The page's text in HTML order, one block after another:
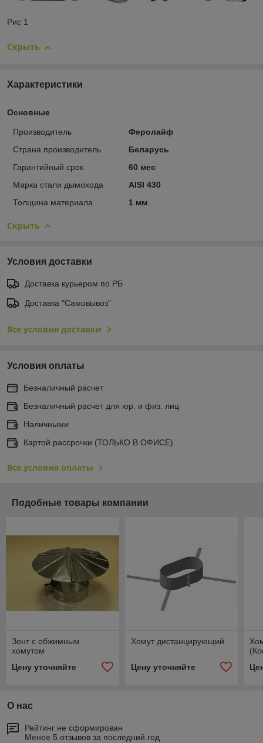
Рис 1
Скрыть
Характеристики
Основные
Производитель
Феролайф
Страна производитель
Беларусь
Гарантийный срок
60 мес
Марка стали дымохода
AISI 430
Толщина материала
1 мм
Скрыть
Условия доставки
Доставка курьером по РБ
Доставка "Самовывоз"
Все условия доставки
Условия оплаты
Безналичный расчет
Безналичный расчет для юр. и физ. лиц
Наличными
Картой рассрочки (ТОЛЬКО В ОФИСЕ)
Все условия оплаты
Подобные товары компании
Зонт с обжимным
хомутом
Цену уточняйте
Хомут дистанцирующий
Цену уточняйте
О нас
Рейтинг не сформирован
Менее 5 отзывов за последний год